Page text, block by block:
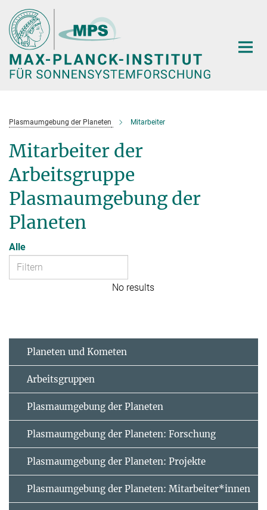
Hauptinhalt
Plasmaumgebung der Planeten Mitarbeiter
Mitarbeiter der
Arbeitsgruppe
Plasmaumgebung der
Planeten
Alle
No results
Planeten und Kometen
Arbeitsgruppen
Plasmaumgebung der Planeten
Plasmaumgebung der Planeten: Forschung
Plasmaumgebung der Planeten: Projekte
Plasmaumgebung der Planeten: Mitarbeiter*innen